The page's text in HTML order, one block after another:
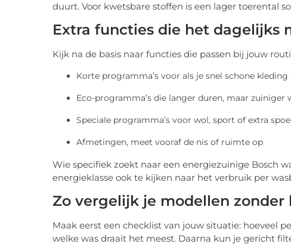
duurt. Voor kwetsbare stoffen is een lager toerental
Extra functies die het dagelijks
Kijk na de basis naar functies die passen bij jouw
Korte programma’s voor als je snel schone
Eco-programma’s die langer duren, maar zuiniger
Speciale programma’s voor wol, sport of extra
Afmetingen, meet vooraf de nis of ruimte op
Wie specifiek zoekt naar een energiezuinige Bosch
energieklasse ook te kijken naar het verbruik per
Zo vergelijk je modellen zonder
Maak eerst een checklist van jouw situatie: hoeveel
welke was draait het meest. Daarna kun je gericht